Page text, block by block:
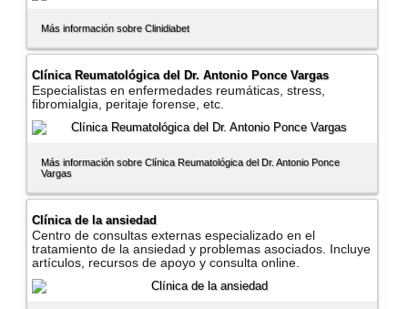
Más información sobre Clinidiabet
Clí­nica Reumatológica del Dr. Antonio Ponce Vargas
Especialistas en enfermedades reumáticas, stress,
fibromialgia, peritaje forense, etc.
Más información sobre Clí­nica Reumatológica del Dr. Antonio Ponce
Vargas
Clí­nica de la ansiedad
Centro de consultas externas especializado en el
tratamiento de la ansiedad y problemas asociados. Incluye
artí­culos, recursos de apoyo y consulta online.